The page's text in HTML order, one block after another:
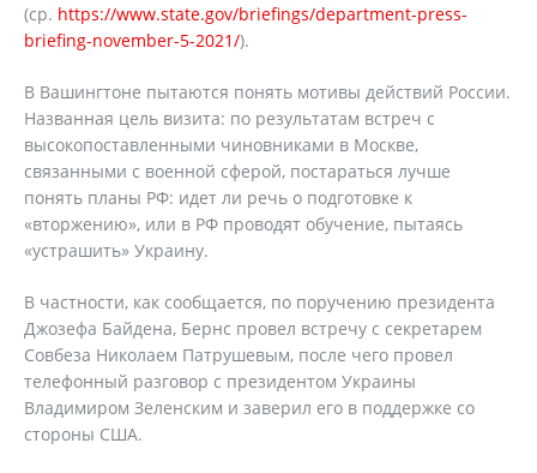
(ср. https://www.state.gov/briefings/department-press-
briefing-november-5-2021/).
В Вашингтоне пытаются понять мотивы действий России.
Названная цель визита: по результатам встреч с
высокопоставленными чиновниками в Москве,
связанными с военной сферой, постараться лучше
понять планы РФ: идет ли речь о подготовке к
«вторжению», или в РФ проводят обучение, пытаясь
«устрашить» Украину.
В частности, как сообщается, по поручению президента
Джозефа Байдена, Бернс провел встречу с секретарем
Совбеза Николаем Патрушевым, после чего провел
телефонный разговор с президентом Украины
Владимиром Зеленским и заверил его в поддержке со
стороны США.